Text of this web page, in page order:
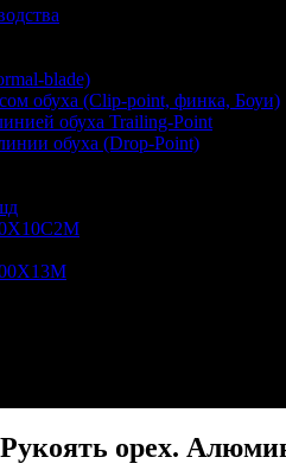
blade)
обуха (Clip-point, финка, Боуи)
обуха Trailing-Point
обуха (Drop-Point)
орех.